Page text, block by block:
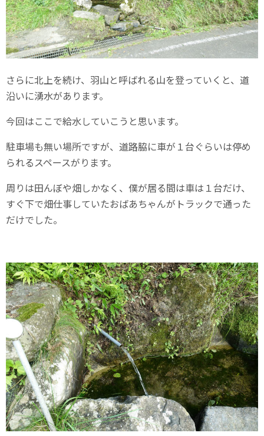
さらに北上を続け、羽山と呼ばれる山を登っていくと、道
沿いに湧水があります。
今回はここで給水していこうと思います。
駐車場も無い場所ですが、道路脇に車が１台ぐらいは停め
られるスペースがります。
周りは田んぼや畑しかなく、僕が居る間は車は１台だけ、
すぐ下で畑仕事していたおばあちゃんがトラックで通った
だけでした。